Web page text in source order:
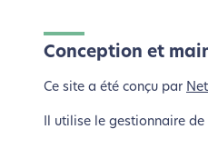
Conception et
Ce site a été conçu par
Il utilise le gestionnaire de